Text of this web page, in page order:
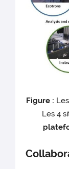
Figure :
Les 4